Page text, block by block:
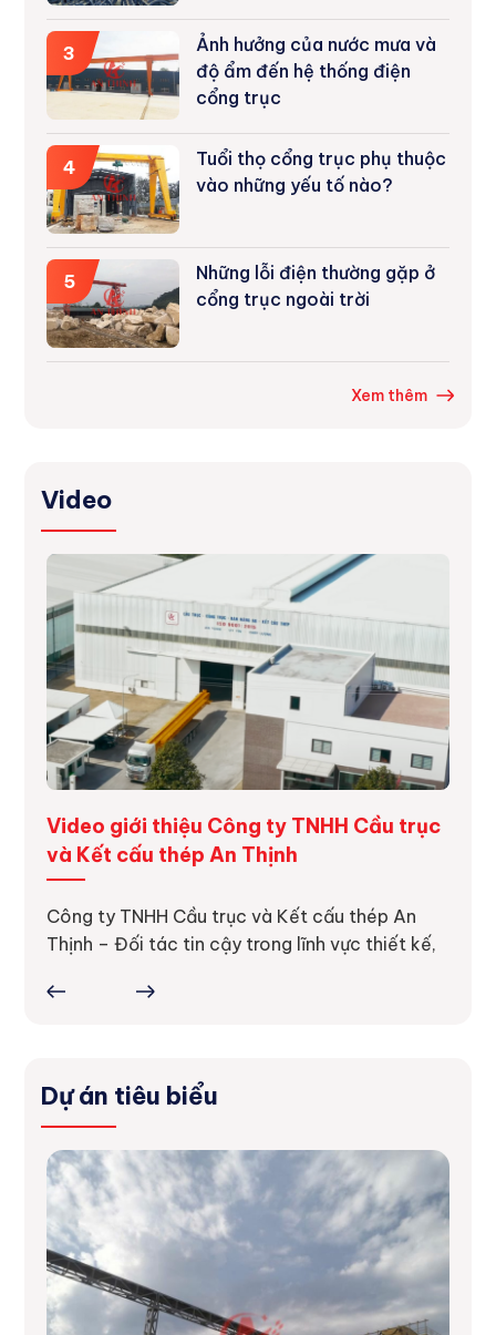
3
Ảnh hưởng của nước mưa và
độ ẩm đến hệ thống điện
cổng trục
4
Tuổi thọ cổng trục phụ thuộc
vào những yếu tố nào?
5
Những lỗi điện thường gặp ở
cổng trục ngoài trời
Xem thêm
Video
Video giới thiệu Công ty TNHH Cầu trục
và Kết cấu thép An Thịnh
Công ty TNHH Cầu trục và Kết cấu thép An
Thịnh – Đối tác tin cậy trong lĩnh vực thiết kế,
Dự án tiêu biểu